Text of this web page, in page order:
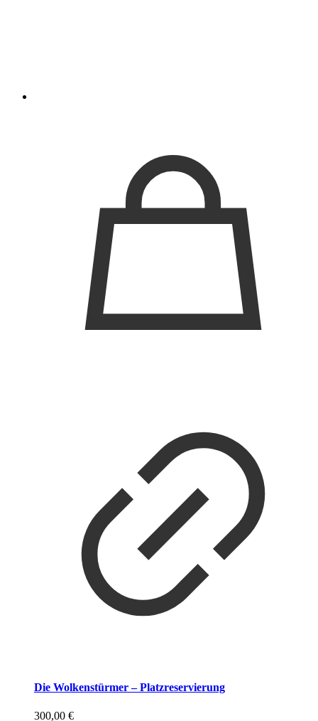
Die Wolkenstürmer – Platzreservierung
300,00 €